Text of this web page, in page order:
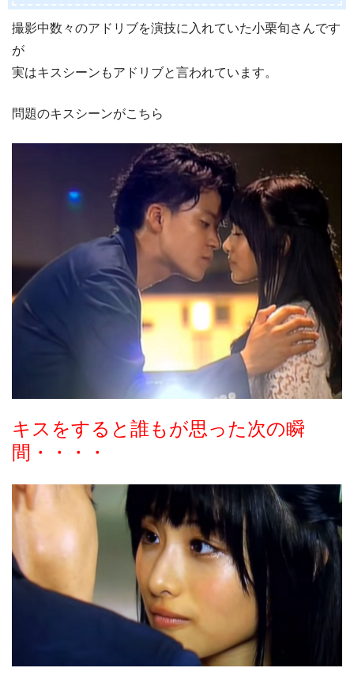
撮影中数々のアドリブを演技に入れていた小栗旬さんです
が
実はキスシーンもアドリブと言われています。
問題のキスシーンがこちら
キスをすると誰もが思った次の瞬
間・・・・